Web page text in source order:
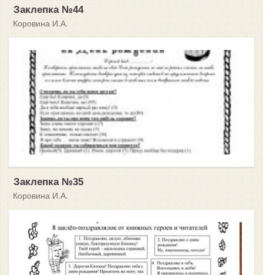
Заклепка №44
Коровина И.А.
Заклепка №35
Коровина И.А.